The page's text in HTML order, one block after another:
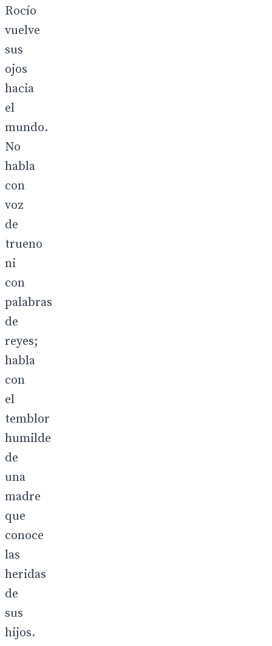
Rocío
vuelve
sus
ojos
hacia
el
mundo.
No
habla
con
voz
de
trueno
ni
con
palabras
de
reyes;
habla
con
el
temblor
humilde
de
una
madre
que
conoce
las
heridas
de
sus
hijos.